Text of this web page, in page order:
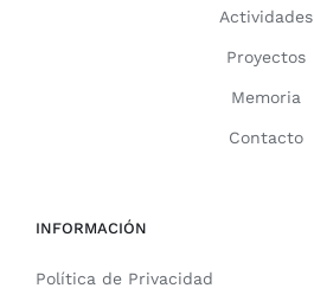
Actividades
Proyectos
Memoria
Contacto
INFORMACIÓN
Política de Privacidad